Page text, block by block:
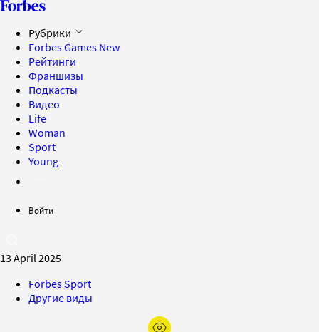
Рубрики
Forbes Games New
Рейтинги
Франшизы
Подкасты
Видео
Life
Woman
Sport
Young
Войти
13 April 2025
Forbes Sport
Другие виды